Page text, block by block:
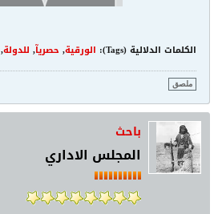
الكلمات الدلالية (Tags): الورقية, حصريآ, للدولة,
ملصق
باحث
المجلس الاداري